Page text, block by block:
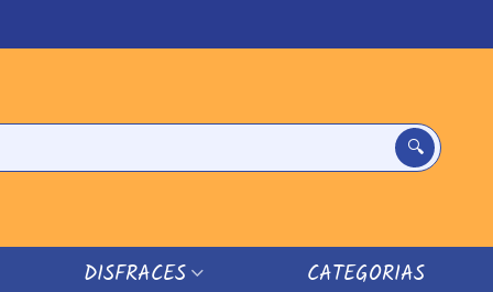
DISFRACES CATEGORIAS